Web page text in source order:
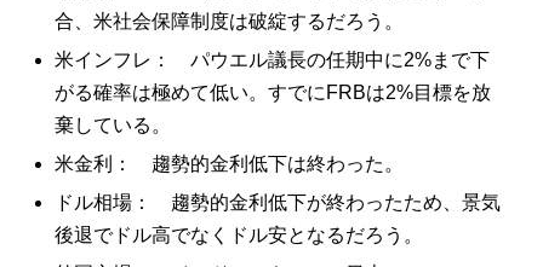
合、米社会保障制度は破綻するだろう。
米インフレ： パウエル議長の任期中に2%まで下
がる確率は極めて低い。すでにFRBは2%目標を放
棄している。
米金利： 趨勢的金利低下は終わった。
ドル相場： 趨勢的金利低下が終わったため、景気
後退でドル高でなくドル安となるだろう。